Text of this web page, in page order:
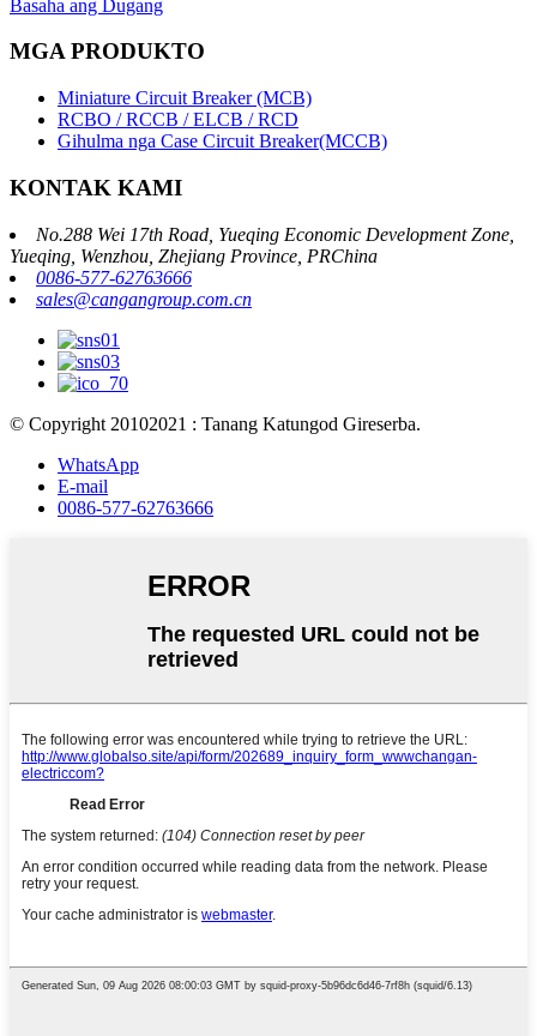
Basaha ang Dugang
MGA PRODUKTO
Miniature Circuit Breaker (MCB)
RCBO / RCCB / ELCB / RCD
Gihulma nga Case Circuit Breaker(MCCB)
KONTAK KAMI
No.288 Wei 17th Road, Yueqing Economic Development Zone,
Yueqing, Wenzhou, Zhejiang Province, PRChina
0086-577-62763666
sales@cangangroup.com.cn
© Copyright 20102021 : Tanang Katungod Gireserba.
WhatsApp
E-mail
0086-577-62763666